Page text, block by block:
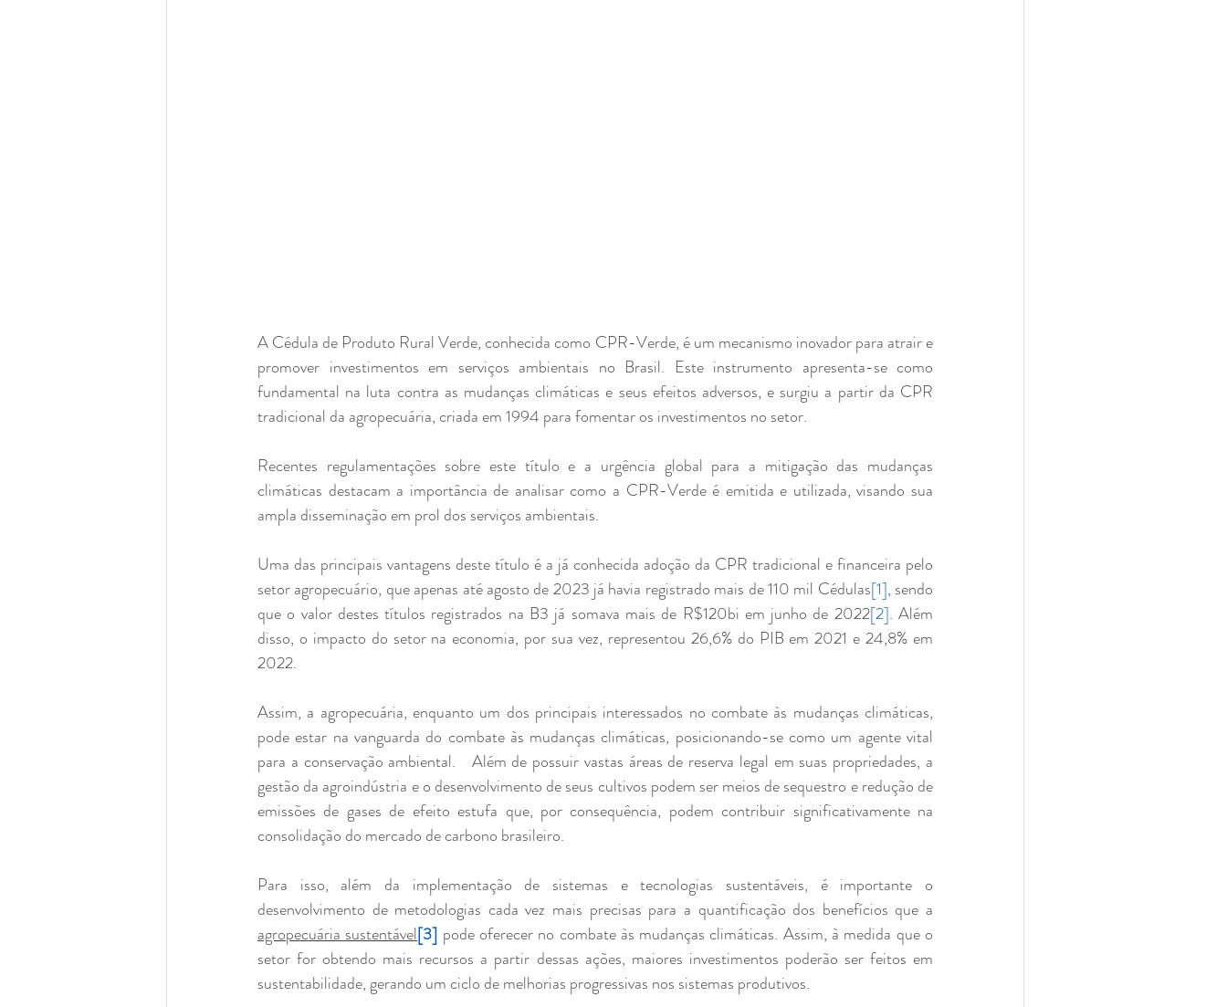
A Cédula de Produto Rural Verde, conhecida como CPR-Verde, é um mecanismo inovador para atrair e
promover investimentos em serviços ambientais no Brasil. Este instrumento apresenta-se como
fundamental na luta contra as mudanças climáticas e seus efeitos adversos, e surgiu a partir da CPR
tradicional da agropecuária, criada em 1994 para fomentar os investimentos no setor.
Recentes regulamentações sobre este título e a urgência global para a mitigação das mudanças
climáticas destacam a importância de analisar como a CPR-Verde é emitida e utilizada, visando sua
ampla disseminação em prol dos serviços ambientais.
Uma das principais vantagens deste título é a já conhecida adoção da CPR tradicional e financeira pelo
setor agropecuário, que apenas até agosto de 2023 já havia registrado mais de 110 mil Cédulas[1], sendo
que o valor destes títulos registrados na B3 já somava mais de R$120bi em junho de 2022[2]. Além
disso, o impacto do setor na economia, por sua vez, representou 26,6% do PIB em 2021 e 24,8% em
2022.
Assim, a agropecuária, enquanto um dos principais interessados no combate às mudanças climáticas,
pode estar na vanguarda do combate às mudanças climáticas, posicionando-se como um agente vital
para a conservação ambiental.   Além de possuir vastas áreas de reserva legal em suas propriedades, a
gestão da agroindústria e o desenvolvimento de seus cultivos podem ser meios de sequestro e redução de
emissões de gases de efeito estufa que, por consequência, podem contribuir significativamente na
consolidação do mercado de carbono brasileiro.
Para isso, além da implementação de sistemas e tecnologias sustentáveis, é importante o
agropecuária sustentável[3] pode oferecer no combate às mudanças climáticas. Assim, à medida que o
setor for obtendo mais recursos a partir dessas ações, maiores investimentos poderão ser feitos em
sustentabilidade, gerando um ciclo de melhorias progressivas nos sistemas produtivos.